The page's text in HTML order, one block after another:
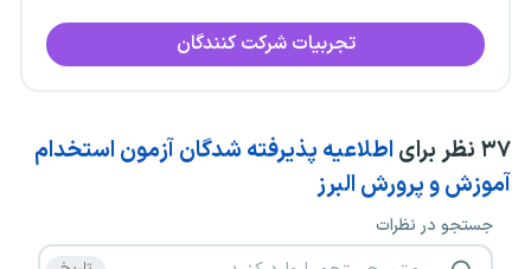
تجربیات شرکت کنندگان
۳۷ نظر برای اطلاعیه پذیرفته شدگان آزمون استخدام
آموزش و پرورش البرز
جستجو در نظرات